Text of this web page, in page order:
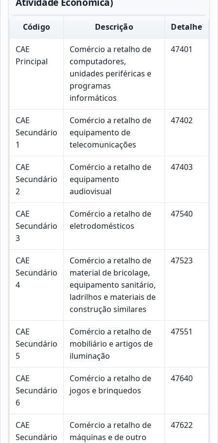
Código Descrição Detalhe
CAE
Principal
Comércio a retalho de
computadores,
unidades periféricas e
programas
informáticos
47401
CAE
Secundário
1
Comércio a retalho de
equipamento de
telecomunicações
47402
CAE
Secundário
2
Comércio a retalho de
equipamento
audiovisual
47403
CAE
Secundário
3
Comércio a retalho de
eletrodomésticos
47540
CAE
Secundário
4
Comércio a retalho de
material de bricolage,
equipamento sanitário,
ladrilhos e materiais de
construção similares
47523
CAE
Secundário
5
Comércio a retalho de
mobiliário e artigos de
iluminação
47551
CAE
Secundário
6
Comércio a retalho de
jogos e brinquedos
47640
CAE
Secundário
Comércio a retalho de
máquinas e de outro
47622